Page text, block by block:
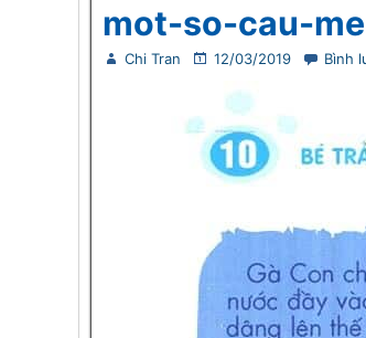
mot-so-cau-
Chi Tran 12/03/2019 Bình